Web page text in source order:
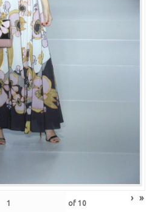
of 10 › »